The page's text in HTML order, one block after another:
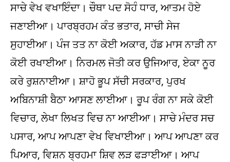
ਸਾਚੇ ਵੇਖ ਵਖਾਇੰਦਾ। ਚੌਥਾ ਪਦ ਸੋਹੰ ਧਾਰ, ਆਤਮ ਹੋਏ
ਜਣਾਈਆ। ਪਾਰਬ੍ਰਹਮ ਕੰਤ ਭਤਾਰ, ਸਾਚੀ ਸੇਜ
ਸੁਹਾਈਆ। ਪੰਜ ਤਤ ਨਾ ਕੋਈ ਅਕਾਰ, ਹੱਡ ਮਾਸ ਨਾੜੀ ਨਾ
ਕੋਈ ਰਖਾਈਆ। ਨਿਰਮਲ ਜੋਤੀ ਕਰ ਉਜਿਆਰ, ਏਕਾ ਨੂਰ
ਕਰੇ ਰੁਸ਼ਨਾਈਆ। ਸ਼ਾਹੋ ਭੂਪ ਸੱਚੀ ਸਰਕਾਰ, ਪੁਰਖ
ਅਬਿਨਾਸ਼ੀ ਬੈਠਾ ਆਸਣ ਲਾਈਆ। ਰੂਪ ਰੰਗ ਨਾ ਸਕੇ ਕੋਈ
ਵਿਚਾਰ, ਲੇਖਾ ਲਿਖਤ ਵਿਚ ਨਾ ਆਈਆ। ਸਾਚੇ ਮੰਦਰ ਸਚ
ਪਸਾਰ, ਆਪ ਆਪਣਾ ਵੇਖ ਵਿਖਾਈਆ। ਆਪ ਆਪਣਾ ਕਰ
ਪਿਆਰ, ਵਿਸ਼ਨ ਬ੍ਰਹਮਾ ਸ਼ਿਵ ਲੜ ਫੜਾਈਆ। ਆਪ